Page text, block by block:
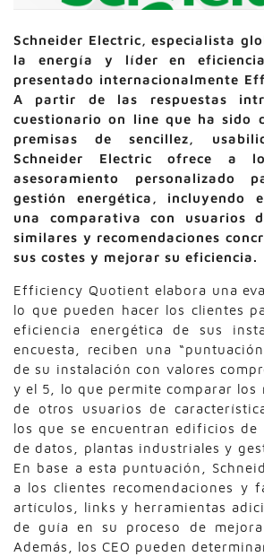
Schneider Electric, especialista
la energía y líder en
presentado internacionalmente
A partir de las respuestas
cuestionario on line que ha sido
premisas de sencillez,
Schneider Electric ofrece a
asesoramiento personalizado
gestión energética, incluyendo
una comparativa con usuarios
similares y recomendaciones
sus costes y mejorar su eficiencia.
Efficiency Quotient elabora una
lo que pueden hacer los clientes
eficiencia energética de sus
encuesta, reciben una
de su instalación con valores
y el 5, lo que permite comparar los
de otros usuarios de
los que se encuentran edificios de
de datos, plantas industriales y
En base a esta puntuación,
a los clientes recomendaciones y
artículos, links y herramientas
de guía en su proceso de
Además, los CEO pueden